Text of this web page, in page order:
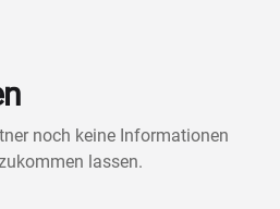
noch keine Informationen
lassen.